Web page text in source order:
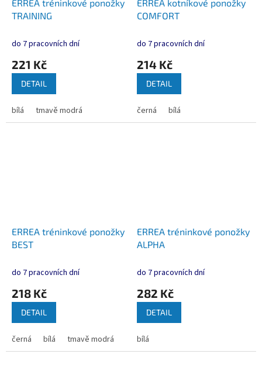
ERREA tréninkové ponožky
TRAINING
do 7 pracovních dní
221 Kč
DETAIL
bílá tmavě modrá
ERREA kotníkové ponožky
COMFORT
do 7 pracovních dní
214 Kč
DETAIL
černá bílá
ERREA tréninkové ponožky
BEST
do 7 pracovních dní
218 Kč
DETAIL
černá bílá tmavě modrá
ERREA tréninkové ponožky
ALPHA
do 7 pracovních dní
282 Kč
DETAIL
bílá